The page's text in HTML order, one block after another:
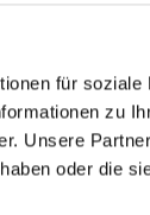
für soziale
zu
Unsere
oder die